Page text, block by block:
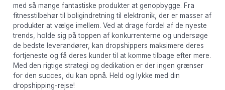
med så mange fantastiske produkter at genopbygge. Fra
fitnesstilbehør til boligindretning til elektronik, der er masser af
produkter at vælge imellem. Ved at drage fordel af de nyeste
trends, holde sig på toppen af ​​konkurrenterne og undersøge
de bedste leverandører, kan dropshippers maksimere deres
fortjeneste og få deres kunder til at komme tilbage efter mere.
Med den rigtige strategi og dedikation er der ingen grænser
for den succes, du kan opnå. Held og lykke med din
dropshipping-rejse!